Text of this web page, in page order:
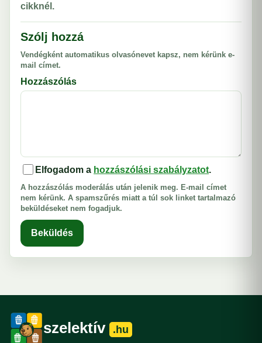
cikknél.
Szólj hozzá
Vendégként automatikus olvasónevet kapsz, nem kérünk e-
mail címet.
Hozzászólás
Elfogadom a hozzászólási szabályzatot.
A hozzászólás moderálás után jelenik meg. E-mail címet
nem kérünk. A spamszűrés miatt a túl sok linket tartalmazó
beküldéseket nem fogadjuk.
Beküldés
szelektív .hu